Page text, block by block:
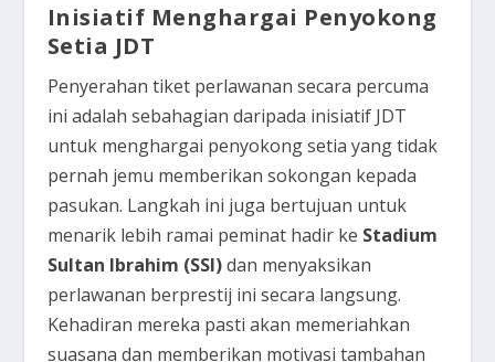
Inisiatif Menghargai Penyokong
Setia JDT
Penyerahan tiket perlawanan secara percuma
ini adalah sebahagian daripada inisiatif JDT
untuk menghargai penyokong setia yang tidak
pernah jemu memberikan sokongan kepada
pasukan. Langkah ini juga bertujuan untuk
menarik lebih ramai peminat hadir ke Stadium
Sultan Ibrahim (SSI)dan menyaksikan
perlawanan berprestij ini secara langsung.
Kehadiran mereka pasti akan memeriahkan
suasana dan memberikan motivasi tambahan